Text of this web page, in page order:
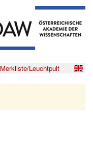
Merkliste/Leuchtpult